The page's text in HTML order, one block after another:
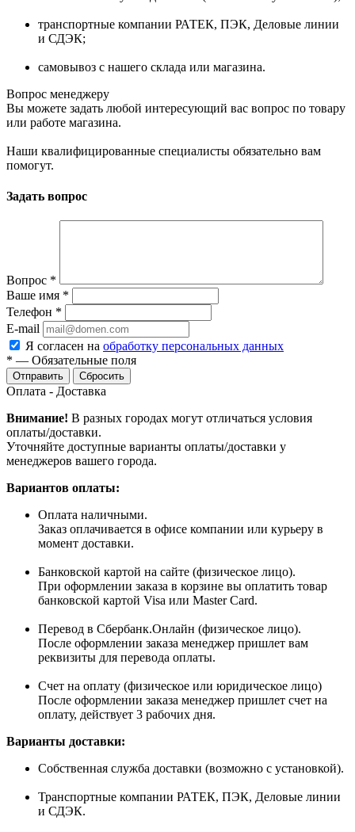
транспортные компании РАТЕК, ПЭК, Деловые линии
и СДЭК;
самовывоз с нашего склада или магазина.
Вопрос менеджеру
Вы можете задать любой интересующий вас вопрос по товару
или работе магазина.
Наши квалифицированные специалисты обязательно вам
помогут.
Задать вопрос
Вопрос *
Ваше имя *
Телефон *
E-mail
Я согласен на обработку персональных данных
* — Обязательные поля
Сбросить
Оплата - Доставка
Внимание! В разных городах могут отличаться условия
оплаты/доставки.
Уточняйте доступные варианты оплаты/доставки у
менеджеров вашего города.
Вариантов оплаты:
Оплата наличными.
Заказ оплачивается в офисе компании или курьеру в
момент доставки.
Банковской картой на сайте (физическое лицо).
При оформлении заказа в корзине вы оплатить товар
банковской картой Visa или Master Card.
Перевод в Сбербанк.Онлайн (физическое лицо).
После оформлении заказа менеджер пришлет вам
реквизиты для перевода оплаты.
Счет на оплату (физическое или юридическое лицо)
После оформлении заказа менеджер пришлет счет на
оплату, действует 3 рабочих дня.
Варианты доставки:
Собственная служба доставки (возможно с установкой).
Транспортные компании РАТЕК, ПЭК, Деловые линии
и СДЭК.